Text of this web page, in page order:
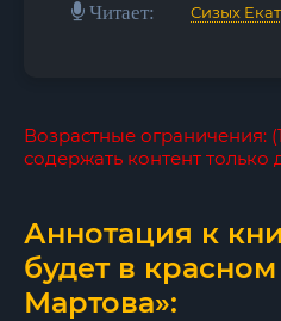
Читает: Сизых
Возрастные ограничения:
содержать контент
Аннотация к
будет в
Мартова»: